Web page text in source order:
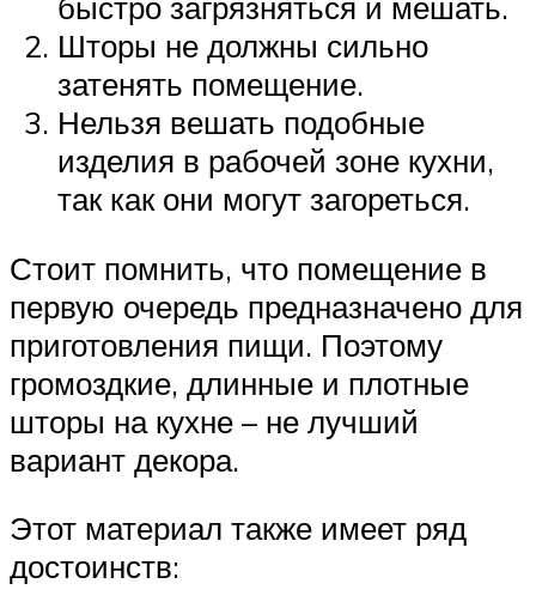
Шторы не должны сильно
затенять помещение.
Нельзя вешать подобные
изделия в рабочей зоне кухни,
так как они могут загореться.
Стоит помнить, что помещение в
первую очередь предназначено для
приготовления пищи. Поэтому
громоздкие, длинные и плотные
шторы на кухне – не лучший
вариант декора.
Этот материал также имеет ряд
достоинств: